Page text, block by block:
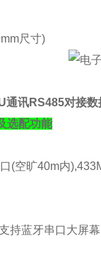
尺寸)
通讯RS485对接数
选配功能
(空旷40m内
持蓝牙串口大屏幕